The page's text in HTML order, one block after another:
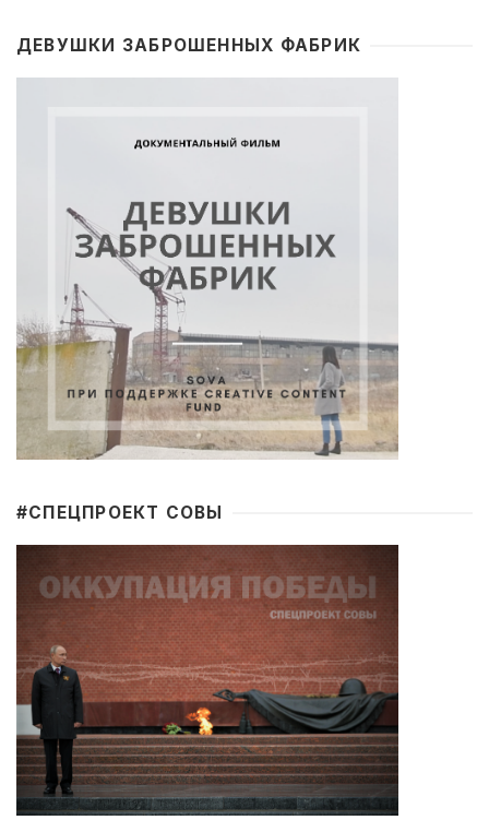
ДЕВУШКИ ЗАБРОШЕННЫХ ФАБРИК
#CПЕЦПРОЕКТ СОВЫ